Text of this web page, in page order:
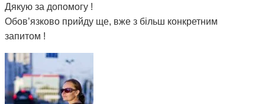
Дякую за допомогу !
Обов’язково прийду ще, вже з більш конкретним
запитом !